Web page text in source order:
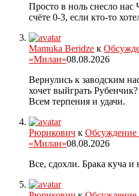
Просто в ноль снесло нас
счёте 0-3, если кто-то
Mamuka Beridze к
«Милан»08.08.2026
Вернулись к заводским
хочет выйграть
Всем терпения и удачи.
Рюрикович к
«Милан»08.08.2026
Все, сдохли. Брака куча и